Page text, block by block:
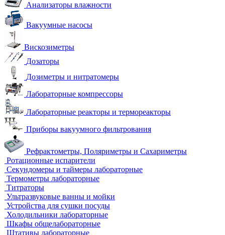
Анализаторы влажности
Вакуумные насосы
Вискозиметры
Дозаторы
Дозиметры и нитратомеры
Лабораторные компрессоры
Лабораторные реакторы и термореакторы
Приборы вакуумного фильтрования
Рефрактометры, Поляриметры и Сахариметры
Ротационные испарители
Секундомеры и таймеры лабораторные
Термометры лабораторные